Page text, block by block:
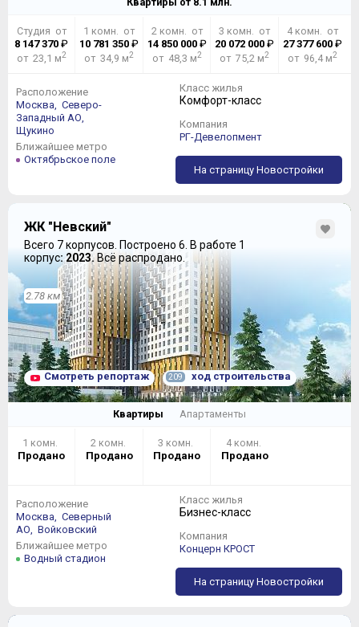
Студия от
8 147 370 ₽
от 23,1 м2
1 комн. от
10 781 350 ₽
от 34,9 м2
2 комн. от
14 850 000₽
от 48,3 м2
3 комн. от
20 072 000 ₽
от 75,2 м2
4 комн. от
27 377 600₽
от 96,4 м2
Расположение
Москва, Северо-
Западный АО,
Щукино
Ближайшее метро
Октябрьское поле
Класс жилья
Комфорт-класс
Компания
РГ-Девелопмент
На страницу Новостройки
ЖК "Невский"
Всего 7 корпусов. Построено 6. В работе 1
корпус: 2023. Всё распродано.
2.78 км
Смотреть репортаж 209 ход строительства
Квартиры
1 комн.
Продано
2 комн.
Продано
3 комн.
Продано
4 комн.
Продано
Апартаменты
Расположение
Москва, Северный
АО, Войковский
Ближайшее метро
Водный стадион
Класс жилья
Бизнес-класс
Компания
Концерн КРОСТ
На страницу Новостройки